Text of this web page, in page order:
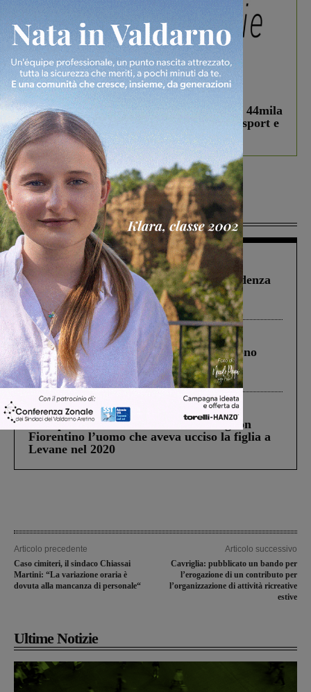
In vetrina 3 Agosto 2026
Estra Notizie agosto: Smart Cities, oltre 44mila
studenti coinvolti, torna il bando per lo sport e
debutta il podcast Estrair
Più lette
Figline Incisa Valdarno 1 Agosto 2026
Piscina di Figline finanziata oltre la scadenza
Pnrr, il gruppo di Fratelli d’Italia: “Un
ringraziamento al Governo”
Cronaca 4 Agosto 2026
Un anno fa la strage in A1 in cui morirono
Gianni, Giulia e Franco. Lo schianto, il
processo, lo stop ai sorpassi fra tir....
Cronaca 3 Agosto 2026
Scomparso da una struttura di Castiglion
Fiorentino l’uomo che aveva ucciso la figlia a
Levane nel 2020
Articolo precedente
Caso cimiteri, il sindaco Chiassai
Martini: “La variazione oraria è
dovuta alla mancanza di personale“
Articolo successivo
Cavriglia: pubblicato un bando per
l’erogazione di un contributo per
l’organizzazione di attività ricreative
estive
Ultime Notizie